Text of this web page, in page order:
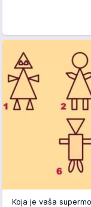
Koja je vaša